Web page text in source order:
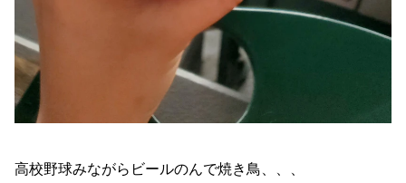
高校野球みながらビールのんで焼き鳥、、、